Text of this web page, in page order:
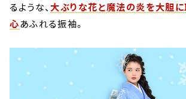
るような、 大ぶりな花と魔法の炎を大胆
心あふれる振袖。